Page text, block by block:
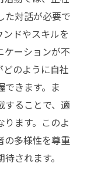
た対話が必要で
ドやスキルを
ケーションが不
のように自社
できます。ま
することで、適
ます。このよ
の多様性を尊重
されます。